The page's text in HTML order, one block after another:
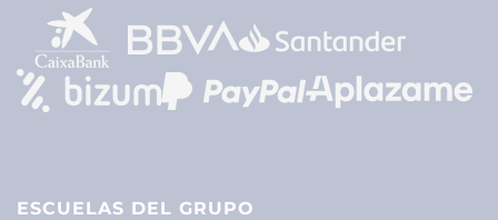
ESCUELAS DEL GRUPO